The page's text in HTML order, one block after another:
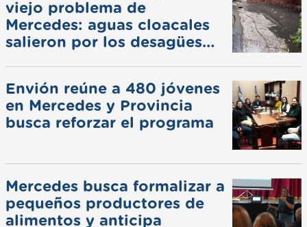
viejo problema de
Mercedes: aguas cloacales
salieron por los desagües
Envión reúne a 480 jóvenes
en Mercedes y Provincia
busca reforzar el programa
Mercedes busca formalizar a
pequeños productores de
alimentos y anticipa